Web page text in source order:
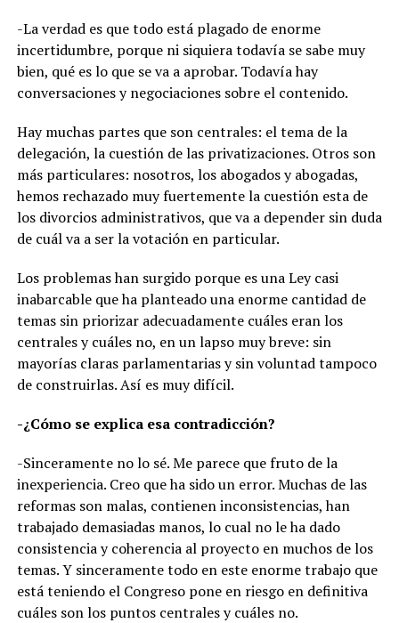
-La verdad es que todo está plagado de enorme
incertidumbre, porque ni siquiera todavía se sabe muy
bien, qué es lo que se va a aprobar. Todavía hay
conversaciones y negociaciones sobre el contenido.
Hay muchas partes que son centrales: el tema de la
delegación, la cuestión de las privatizaciones. Otros son
más particulares: nosotros, los abogados y abogadas,
hemos rechazado muy fuertemente la cuestión esta de
los divorcios administrativos, que va a depender sin duda
de cuál va a ser la votación en particular.
Los problemas han surgido porque es una Ley casi
inabarcable que ha planteado una enorme cantidad de
temas sin priorizar adecuadamente cuáles eran los
centrales y cuáles no, en un lapso muy breve: sin
mayorías claras parlamentarias y sin voluntad tampoco
de construirlas. Así es muy difícil.
-¿Cómo se explica esa contradicción?
-Sinceramente no lo sé. Me parece que fruto de la
inexperiencia. Creo que ha sido un error. Muchas de las
reformas son malas, contienen inconsistencias, han
trabajado demasiadas manos, lo cual no le ha dado
consistencia y coherencia al proyecto en muchos de los
temas. Y sinceramente todo en este enorme trabajo que
está teniendo el Congreso pone en riesgo en definitiva
cuáles son los puntos centrales y cuáles no.